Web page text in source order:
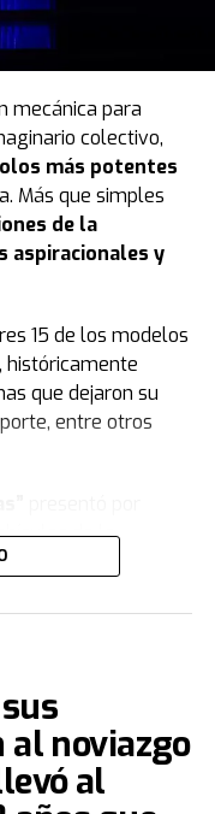
mecánica para
colectivo,
más potentes
Más que simples
de la
aspiracionales y
15 de los modelos
históricamente
que dejaron su
entre otros
de la
la
aTNde qué trata la
19.000 piezas de
el tiempo.
artes decorativas,
al noviazgo
al